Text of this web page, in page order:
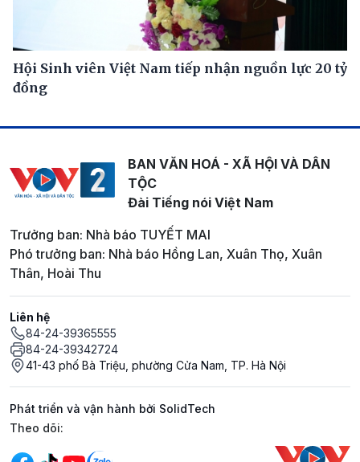
Hội Sinh viên Việt Nam tiếp nhận nguồn lực 20 tỷ
đồng
BAN VĂN HOÁ - XÃ HỘI VÀ DÂN
TỘC
Đài Tiếng nói Việt Nam
Trưởng ban: Nhà báo TUYẾT MAI
Phó trưởng ban: Nhà báo Hồng Lan, Xuân Thọ, Xuân
Thân, Hoài Thu
Liên hệ
84-24-39365555
84-24-39342724
41-43 phố Bà Triệu, phường Cửa Nam, TP. Hà Nội
Phát triển và vận hành bởi SolidTech
Mạng xã hội
Theo dõi: